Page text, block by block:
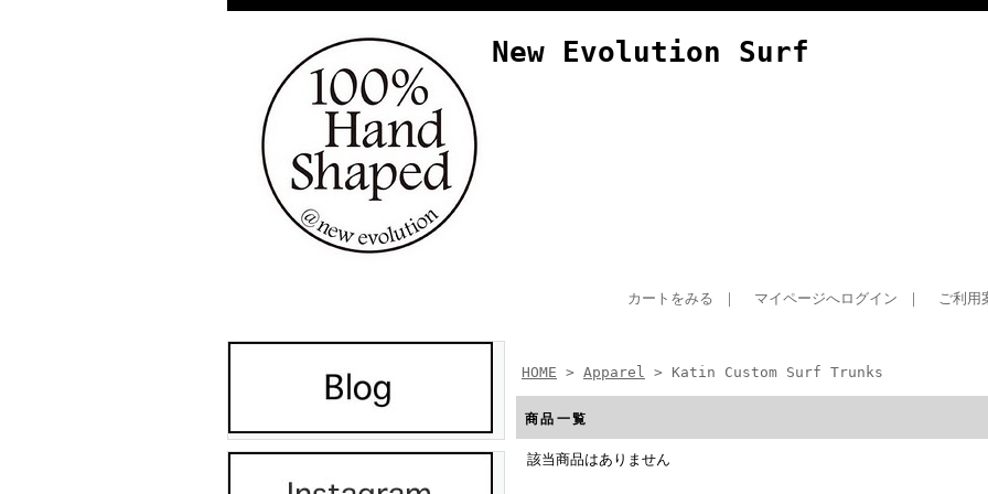
New Evolution Surf
カートをみる ｜ マイページへログイン ｜ ご利用
HOME > Apparel > Katin Custom Surf Trunks
商品一覧
該当商品はありません